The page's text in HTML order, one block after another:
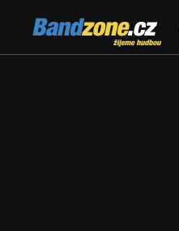
Bandzone.cz
žijeme hudbou